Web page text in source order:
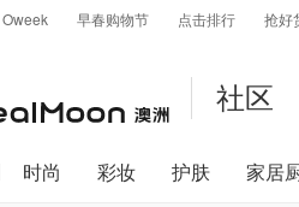
早春购物节 点击排行 抢好
社区
时尚 彩妆 护肤 家居